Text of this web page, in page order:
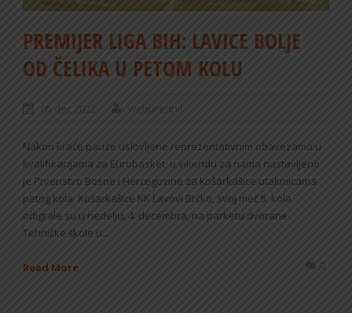
PREMIJER LIGA BIH: LAVICE BOLJE
OD ČELIKA U PETOM KOLU
05 dec 2022 weburednik
Nakon kraće pauze uslovljene reprezentativnim obavezama u
kvalifikacijama za Eurobasket, u vikendu za nama nastavljeno
je Prvenstvo Bosne i Hercegovine za košarkašice utakmicama
petog kola. Košarkašice KK Lavovi Brčko, svoj meč 5. kola
odigrale su u nedelju, 4. decembra, na parketu dvorane
Tehničke škole u...
Read More 0